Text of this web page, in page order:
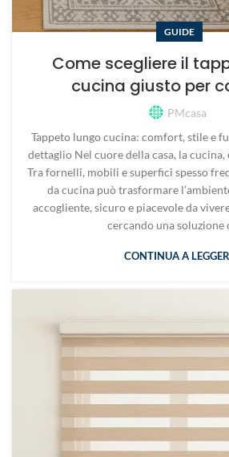
GUIDE
Come scegliere il
cucina giusto per
PMcasa
Tappeto lungo cucina: comfort, stile e
dettaglio Nel cuore della casa, la
Tra fornelli, mobili e superfici spesso
da cucina può trasformare
accogliente, sicuro e piacevole da
cercando una soluzione
CONTINUA A